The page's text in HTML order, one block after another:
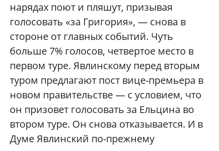
нарядах поют и пляшут, призывая
голосовать «за Григория», — снова в
стороне от главных событий. Чуть
больше 7% голосов, четвертое место в
первом туре. Явлинскому перед вторым
туром предлагают пост вице-премьера в
новом правительстве — с условием, что
он призовет голосовать за Ельцина во
втором туре. Он снова отказывается. И в
Думе Явлинский по-прежнему